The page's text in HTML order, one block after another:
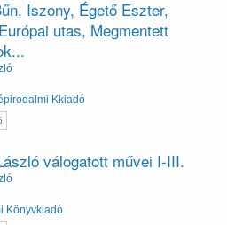
Iszony, Égető Eszter,
utas, Megmentett
Kkiadó
válogatott művei I-III.
Könyvkiadó